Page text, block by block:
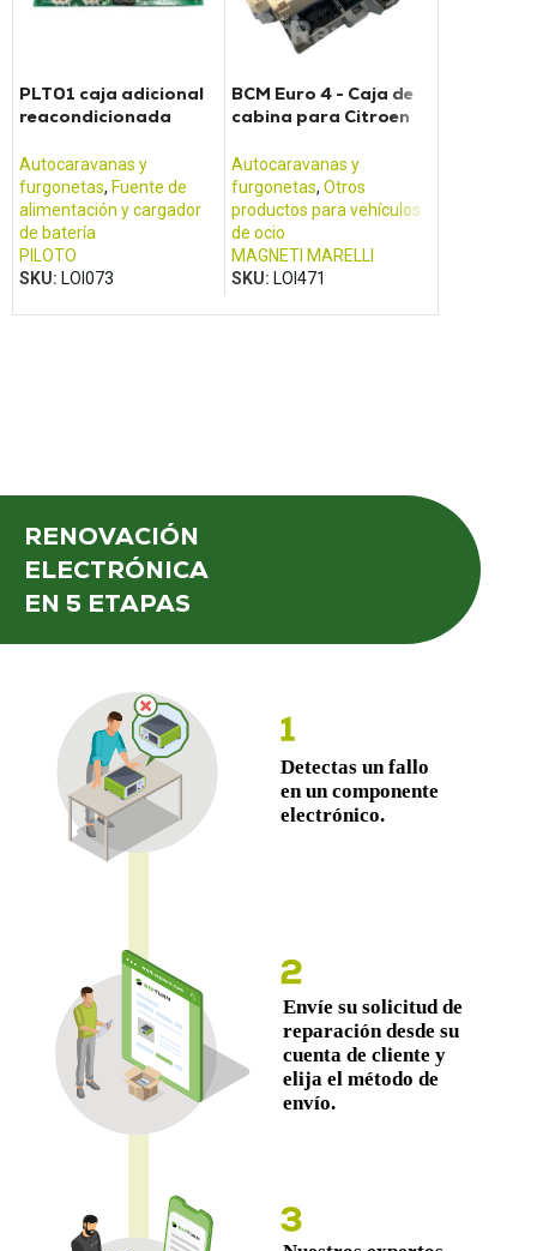
PLT01 caja adicional
reacondicionada
Pilote
Autocaravanas y
furgonetas, Fuente de
alimentación y cargador
de batería
PILOTO
SKU: LOI073
BCM Euro 4 - Caja de
cabina para Citroen
Renault Boxer
Autocaravanas y
furgonetas, Otros
productos para vehículos
de ocio
MAGNETI MARELLI
SKU: LOI471
RENOVACIÓN
ELECTRÓNICA
EN 5 ETAPAS